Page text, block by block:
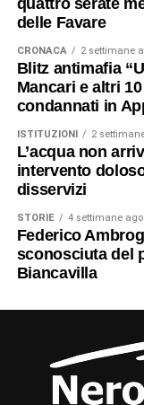
delle Favare
CRONACA 2 settimane
Blitz antimafia
Mancari e altri
condannati in
ISTITUZIONI 2
L’acqua non
intervento
disservizi
STORIE 4 settimane ago
Federico
sconosciuta del
Biancavilla